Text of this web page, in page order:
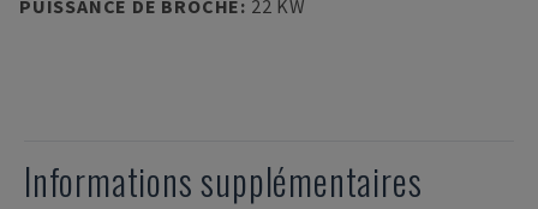
PUISSANCE DE BROCHE: 22 KW
Informations supplémentaires